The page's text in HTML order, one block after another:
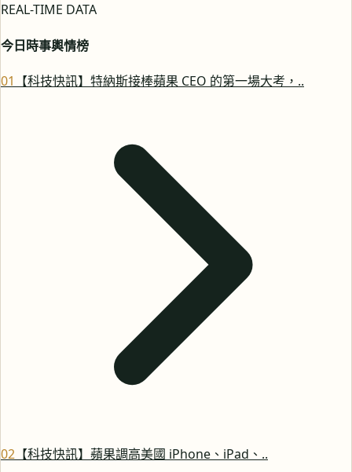
REAL-TIME DATA
今日時事輿情榜
01 【科技快訊】特納斯接棒蘋果 CEO 的第一場大考，..
02 【科技快訊】蘋果調高美國 iPhone、iPad、..